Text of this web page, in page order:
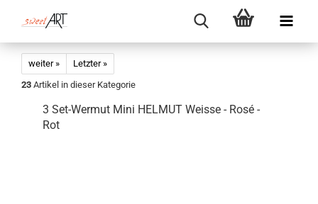
weiter »
Letzter »
23 Artikel in dieser Kategorie
3 Set-Wermut Mini HELMUT Weisse - Rosé -
Rot